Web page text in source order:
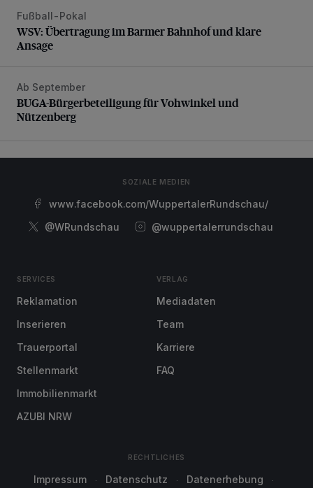
WSV: Übertragung im Barmer Bahnhof und klare Ansage
Fußball-Pokal
WSV: Übertragung im Barmer Bahnhof und klare
Ansage
BUGA-Bürgerbeteiligung für Vohwinkel und Nützenberg
Ab September
BUGA-Bürgerbeteiligung für Vohwinkel und
Nützenberg
SOZIALE MEDIEN
www.facebook.com/WuppertalerRundschau/
@WRundschau
@wuppertalerrundschau
SERVICES
Reklamation
Inserieren
Trauerportal
Stellenmarkt
Immobilienmarkt
AZUBI NRW
VERLAG
Mediadaten
Team
Karriere
FAQ
RECHTLICHES
Impressum Datenschutz Datenerhebung